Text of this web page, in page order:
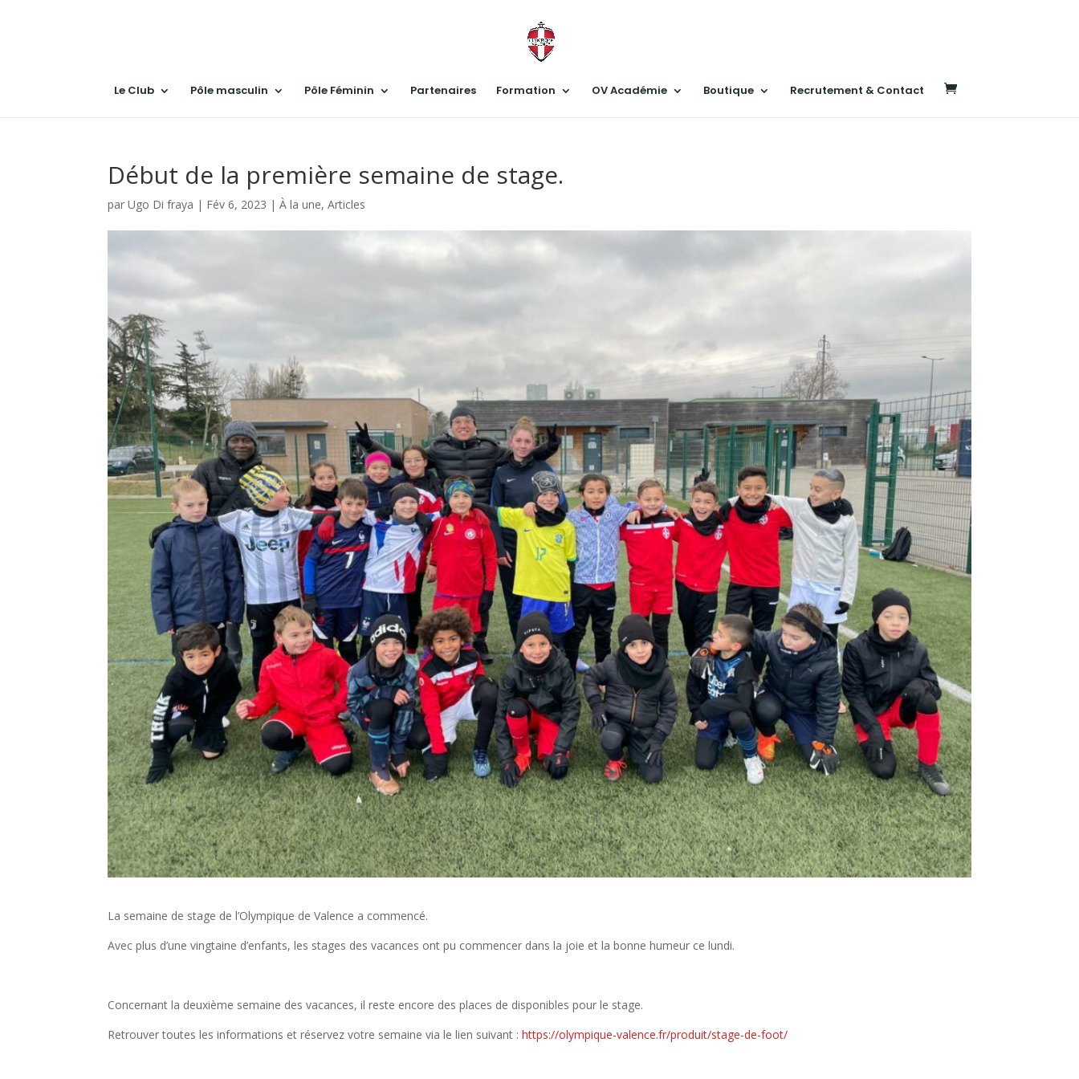
Le Club Pôle masculin Pôle Féminin Partenaires Formation OV Académie Boutique Recrutement & Contact
Début de la première semaine de stage.
parUgo Di fraya | Fév 6, 2023 |À la une,Articles
La semaine de stage de l’Olympique de Valence a commencé.
Avec plus d’une vingtaine d’enfants, les stages des vacances ont pu commencer dans la joie et la bonne humeur ce lundi.
Concernant la deuxième semaine des vacances, il reste encore des places de disponibles pour le stage.
Retrouver toutes les informations et réservez votre semaine via le lien suivant :https://olympique-valence.fr/produit/stage-de-foot/